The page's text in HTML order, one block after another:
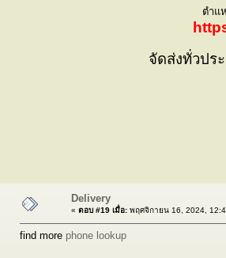
ตำแ
จัดส่งทั่วปร
Delivery
« ตอบ #19 เมื่อ: พฤศจิกายน 16, 2024,
find more phone lookup